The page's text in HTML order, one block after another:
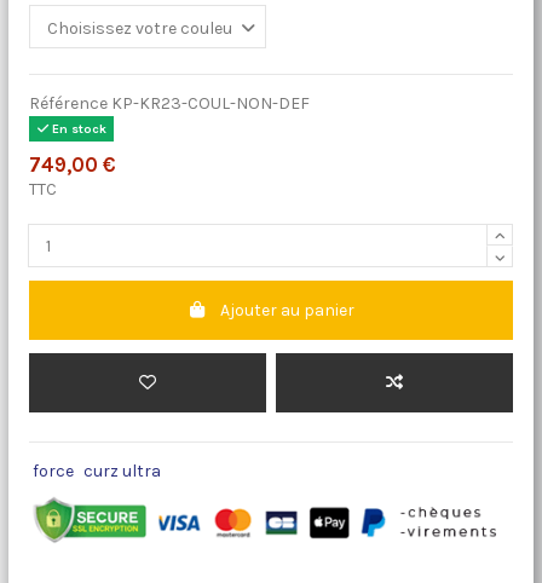
Référence KP-KR23-COUL-NON-DEF
En stock
749,00 €
TTC
Ajouter au panier
force curz ultra